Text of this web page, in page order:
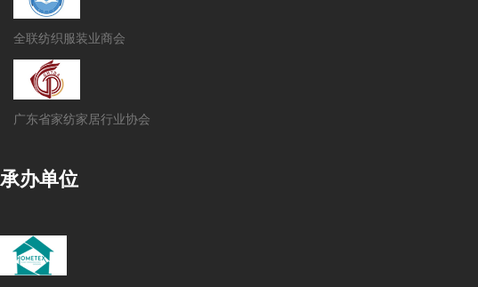
全联纺织服装业商会
广东省家纺家居行业协会
承办单位